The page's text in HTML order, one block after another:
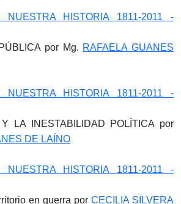
NUESTRA HISTORIA 1811-2011 -
por Mg. RAFAELA GUANES
NUESTRA HISTORIA 1811-2011 -
LA INESTABILIDAD POLÍTICA por
DE LAÍNO
NUESTRA HISTORIA 1811-2011 -
en guerra por CECILIA SILVERA